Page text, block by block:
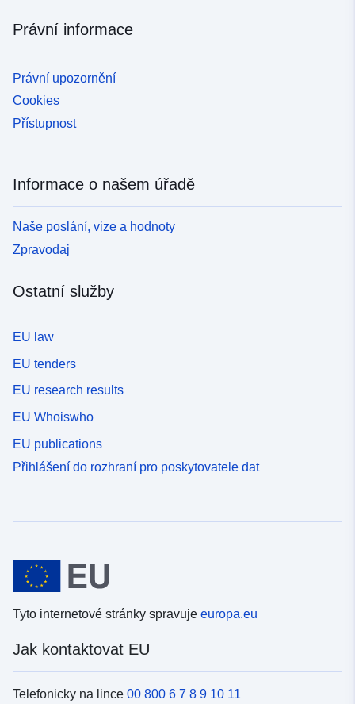
Právní informace
Právní upozornění
Cookies
Přístupnost
Informace o našem úřadě
Naše poslání, vize a hodnoty
Zpravodaj
Ostatní služby
EU law
EU tenders
EU research results
EU Whoiswho
EU publications
Přihlášení do rozhraní pro poskytovatele dat
Tyto internetové stránky spravuje europa.eu
Jak kontaktovat EU
Telefonicky na lince 00 800 6 7 8 9 10 11